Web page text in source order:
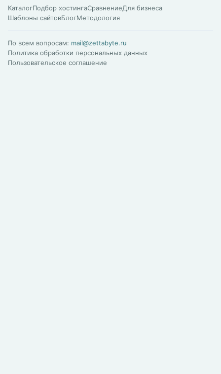
КаталогПодбор хостингаСравнениеДля бизнеса
Шаблоны сайтовБлогМетодология
По всем вопросам: mail@zettabyte.ru
Политика обработки персональных данных
Пользовательское соглашение